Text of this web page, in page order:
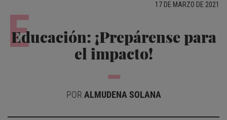
17 DE MARZO DE 2021
E
Educación: ¡Prepárense para
el impacto!
POR ALMUDENA SOLANA